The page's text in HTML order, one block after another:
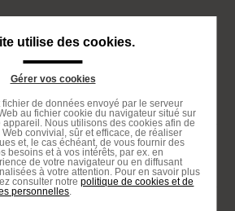
par
utilise des cookies.
Gérer vos cookies
de données envoyé par le serveur
au fichier cookie du navigateur situé sur
appareil. Nous utilisons des cookies afin de
convivial, sûr et efficace, de réaliser
et, le cas échéant, de vous fournir des
besoins et à vos intérêts, par ex. en
de votre navigateur ou en diffusant
à votre attention. Pour en savoir plus
consulter notrepolitique de cookies et de
personnelles.